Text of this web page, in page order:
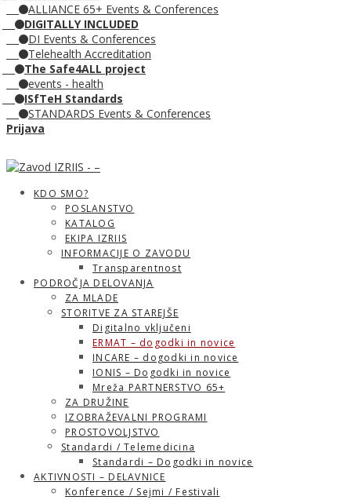
ALLIANCE 65+ Events & Conferences
DIGITALLY INCLUDED
DI Events & Conferences
Telehealth Accreditation
The Safe4ALL project
events - health
ISfTeH Standards
STANDARDS Events & Conferences
Prijava
KDO SMO?
POSLANSTVO
KATALOG
EKIPA IZRIIS
INFORMACIJE O ZAVODU
Transparentnost
PODROČJA DELOVANJA
ZA MLADE
STORITVE ZA STAREJŠE
Digitalno vključeni
ERMAT – dogodki in novice
INCARE – dogodki in novice
IONIS – Dogodki in novice
Mreža PARTNERSTVO 65+
ZA DRUŽINE
IZOBRAŽEVALNI PROGRAMI
PROSTOVOLJSTVO
Standardi / Telemedicina
Standardi – Dogodki in novice
AKTIVNOSTI – DELAVNICE
Konference / Sejmi / Festivali